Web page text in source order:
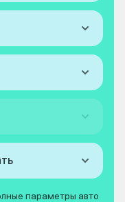
параметры авто